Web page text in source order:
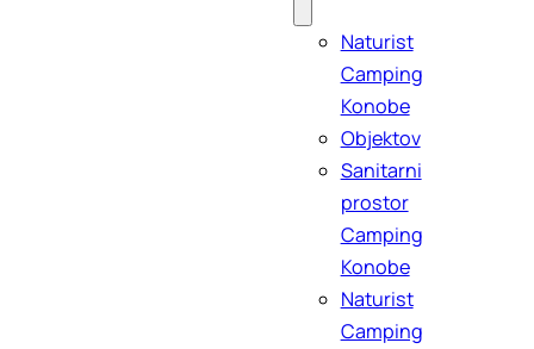
Naturist
Camping
Konobe
Objektov
Sanitarni
prostor
Camping
Konobe
Naturist
Camping